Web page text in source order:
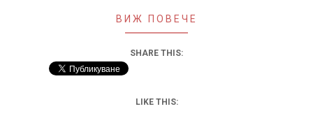
ВИЖ ПОВЕЧЕ
SHARE THIS:
LIKE THIS: